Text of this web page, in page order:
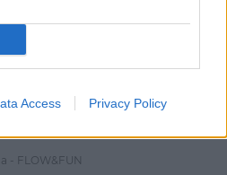
Access Privacy Policy
- FLOW&FUN